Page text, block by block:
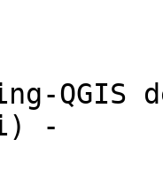
QGIS
-